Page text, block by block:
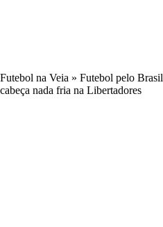
Futebol na Veia » Futebol pelo Brasil
cabeça nada fria na Libertadores